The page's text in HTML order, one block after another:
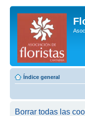
Índice general
Borrar todas las